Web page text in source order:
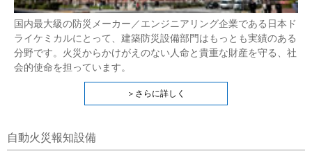
国内最大級の防災メーカー／エンジニアリング企業である日本ド
ライケミカルにとって、建築防災設備部門はもっとも実績のある
分野です。火災からかけがえのない人命と貴重な財産を守る、社
会的使命を担っています。
＞さらに詳しく
自動火災報知設備